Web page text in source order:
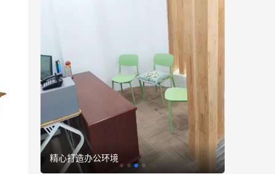
精心打造办公环境